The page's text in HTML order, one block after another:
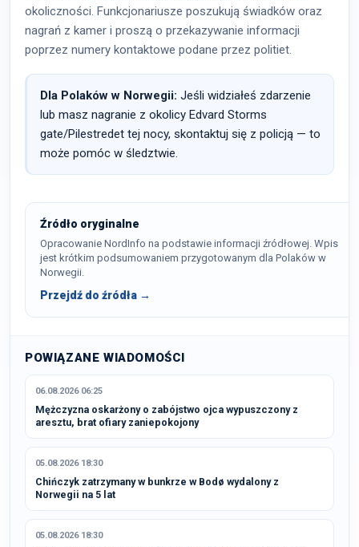
okoliczności. Funkcjonariusze poszukują świadków oraz
nagrań z kamer i proszą o przekazywanie informacji
poprzez numery kontaktowe podane przez politiet.
Dla Polaków w Norwegii: Jeśli widziałeś zdarzenie
lub masz nagranie z okolicy Edvard Storms
gate/Pilestredet tej nocy, skontaktuj się z policją — to
może pomóc w śledztwie.
Źródło oryginalne
Opracowanie NordInfo na podstawie informacji źródłowej. Wpis
jest krótkim podsumowaniem przygotowanym dla Polaków w
Norwegii.
Przejdź do źródła →
POWIĄZANE WIADOMOŚCI
06.08.2026 06:25
Mężczyzna oskarżony o zabójstwo ojca wypuszczony z
aresztu, brat ofiary zaniepokojony
05.08.2026 18:30
Chińczyk zatrzymany w bunkrze w Bodø wydalony z
Norwegii na 5 lat
05.08.2026 18:30